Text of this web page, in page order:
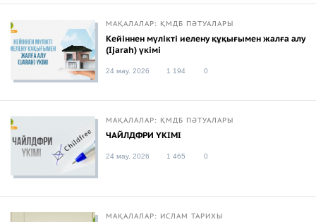
МАҚАЛАЛАР: ҚМДБ ПӘТУАЛАРЫ
Кейіннен мүлікті иелену құқығымен жалға алу
(Ijarah) үкімі
24 мау. 2026 1 194 0
МАҚАЛАЛАР: ҚМДБ ПӘТУАЛАРЫ
ЧАЙЛДФРИ ҮКІМІ
24 мау. 2026 1 465 0
МАҚАЛАЛАР: ИСЛАМ ТАРИХЫ